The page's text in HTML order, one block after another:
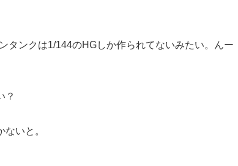
タンクは1/144のHGしか作られてないみたい。んー
？
いと。